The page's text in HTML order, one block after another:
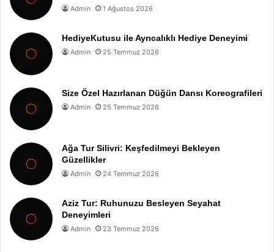
Admin 1 Ağustos 2026
HediyeKutusu ile Ayrıcalıklı Hediye Deneyimi
Admin 25 Temmuz 2026
Size Özel Hazırlanan Düğün Dansı Koreografileri
Admin 25 Temmuz 2026
Ağa Tur Silivri: Keşfedilmeyi Bekleyen
Güzellikler
Admin 24 Temmuz 2026
Aziz Tur: Ruhunuzu Besleyen Seyahat
Deneyimleri
Admin 23 Temmuz 2026